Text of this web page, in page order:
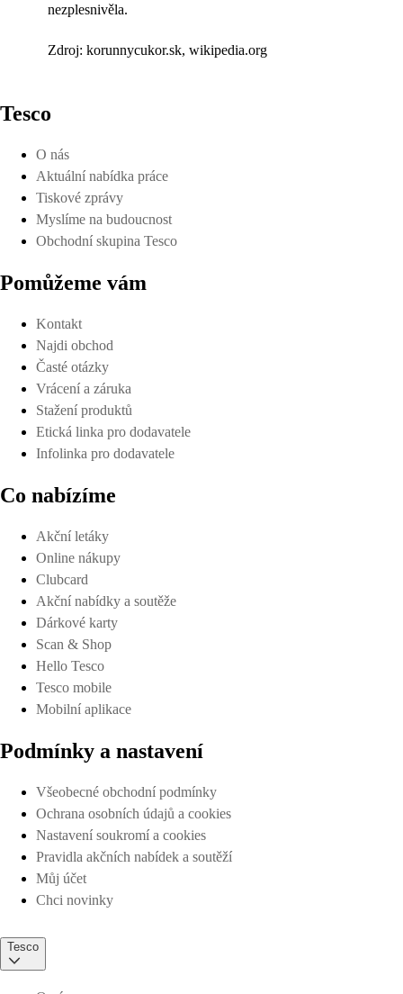
nezplesnivěla.
Zdroj: korunnycukor.sk, wikipedia.org
Tesco
O nás
Aktuální nabídka práce
Tiskové zprávy
Myslíme na budoucnost
Obchodní skupina Tesco
Pomůžeme vám
Kontakt
Najdi obchod
Časté otázky
Vrácení a záruka
Stažení produktů
Etická linka pro dodavatele
Infolinka pro dodavatele
Co nabízíme
Akční letáky
Online nákupy
Clubcard
Akční nabídky a soutěže
Dárkové karty
Scan & Shop
Hello Tesco
Tesco mobile
Mobilní aplikace
Podmínky a nastavení
Všeobecné obchodní podmínky
Ochrana osobních údajů a cookies
Nastavení soukromí a cookies
Pravidla akčních nabídek a soutěží
Můj účet
Chci novinky
Tesco